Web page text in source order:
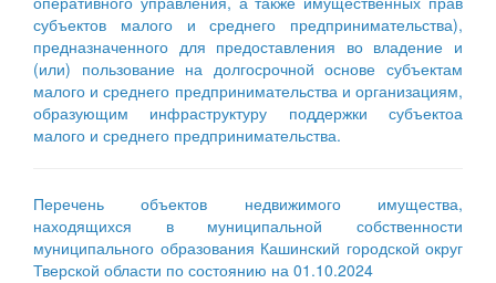
субъектов малого и среднего предпринимательства),
предназначенного для предоставления во владение и
(или) пользование на долгосрочной основе субъектам
малого и среднего предпринимательства и организациям,
образующим инфраструктуру поддержки субъектоа
малого и среднего предпринимательства.
Перечень объектов недвижимого имущества,
находящихся в муниципальной собственности
муниципального образования Кашинский городской округ
Тверской области по состоянию на 01.10.2024